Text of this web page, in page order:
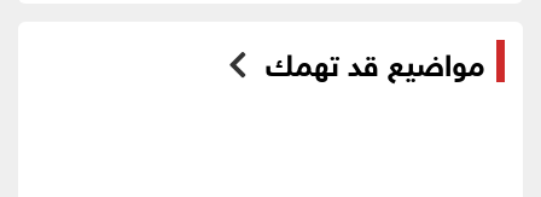
مواضيع قد تهمك